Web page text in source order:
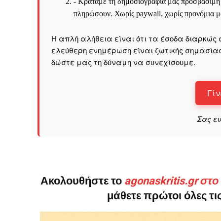
Το να βλέπετε αυτά τα
βρίσκουμε κάποια
πολύ πιο σημαντικό:
Η στήριξη σας είναι
- Κάνουμε
αποσιωπήσουμε.
ικανότητα να
Η απλή αλήθεια είναι
ενημέρωση είναι
να συνεχίσουμε.
πληρώσουν. Χωρίς paywall, χωρίς προνόμια
Η απλή αλήθεια είναι ότι τα έσοδα
ελεύθερη ενημέρωση είναι ζωτικής
δώστε μας τη δύναμη να συνεχίσουμε.
Σας
Ακολουθήστε το agonaskritis.gr στο
μάθετε πρώτοι όλες